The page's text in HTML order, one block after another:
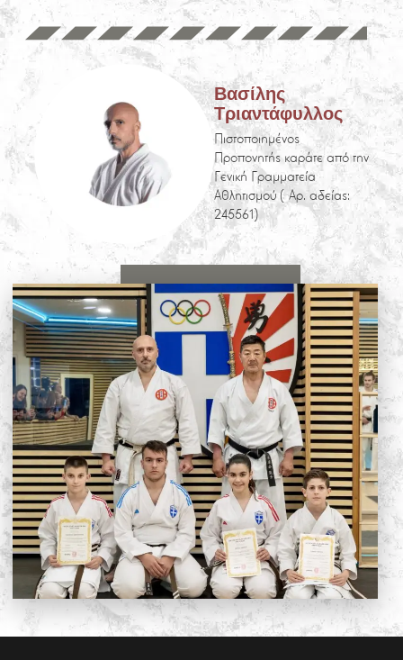
Βασίλης
Τριαντάφυλλος
Πιστοποιημένος
Προπονητής καράτε από την
Γενική Γραμματεία
Αθλητισμού (Αρ. αδείας:
245561)